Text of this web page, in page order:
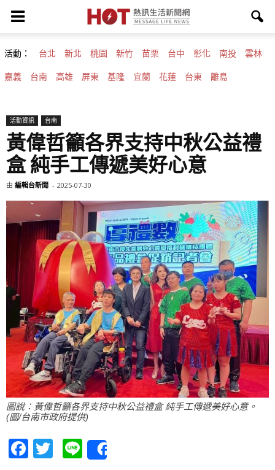
活動： 台北 新北 桃園 新竹 苗栗 台中 彰化 南投 雲林
嘉義 台南 高雄 屏東 基隆 宜蘭 花蓮 台東 離島
活動資訊 台南
黃偉哲籲各界支持中秋公益禮
盒 純手工傳遞美好心意
由 編輯台新聞 - 2025-07-30
圖說：黃偉哲籲各界支持中秋公益禮盒 純手工傳遞美好心意。
(圖/台南市政府提供)
Facebook
Twitter
Line